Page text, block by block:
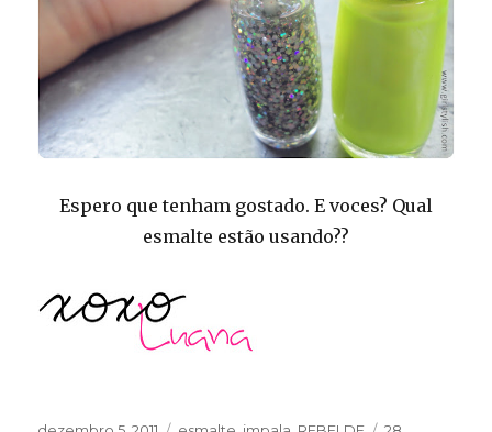
Espero que tenham gostado. E voces? Qual
esmalte estão usando??